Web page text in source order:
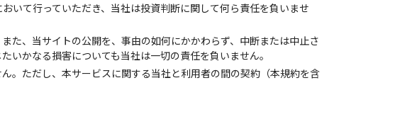
いて行っていただき、当社は投資判断に関して何ら責任を負いませ
た、当サイトの公開を、事由の如何にかかわらず、中断または中止さ
かなる損害についても当社は一切の責任を負いません。
。ただし、本サービスに関する当社と利用者の間の契約（本規約を含